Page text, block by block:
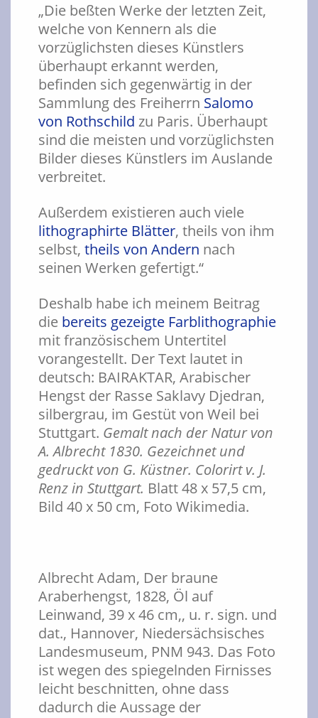
„Die beßten Werke der letzten Zeit,
welche von Kennern als die
vorzüglichsten dieses Künstlers
überhaupt erkannt werden,
befinden sich gegenwärtig in der
Sammlung des Freiherrn Salomo
von Rothschild zu Paris. Überhaupt
sind die meisten und vorzüglichsten
Bilder dieses Künstlers im Auslande
verbreitet.
Außerdem existieren auch viele
lithographirte Blätter, theils von ihm
selbst, theils von Andern nach
seinen Werken gefertigt.“
Deshalb habe ich meinem Beitrag
die bereits gezeigte Farblithographie
mit französischem Untertitel
vorangestellt. Der Text lautet in
deutsch: BAIRAKTAR, Arabischer
Hengst der Rasse Saklavy Djedran,
silbergrau, im Gestüt von Weil bei
Stuttgart. Gemalt nach der Natur von
A. Albrecht 1830. Gezeichnet und
gedruckt von G. Küstner. Colorirt v. J.
Renz in Stuttgart. Blatt 48 x 57,5 cm,
Bild 40 x 50 cm, Foto Wikimedia.
Albrecht Adam, Der braune
Araberhengst, 1828, Öl auf
Leinwand, 39 x 46 cm,, u. r. sign. und
dat., Hannover, Niedersächsisches
Landesmuseum, PNM 943. Das Foto
ist wegen des spiegelnden Firnisses
leicht beschnitten, ohne dass
dadurch die Aussage der